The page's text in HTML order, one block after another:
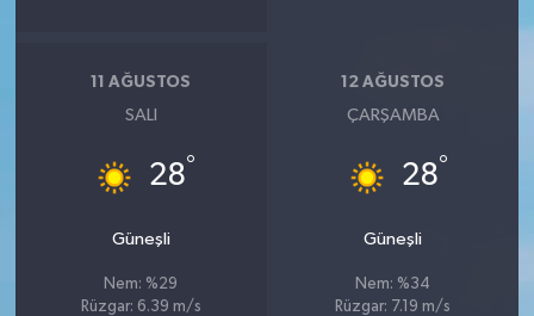
11 AĞUSTOS
SALI
28°
Güneşli
Nem: %29
Rüzgar: 6.39 m/s
12 AĞUSTOS
ÇARŞAMBA
28°
Güneşli
Nem: %34
Rüzgar: 7.19 m/s